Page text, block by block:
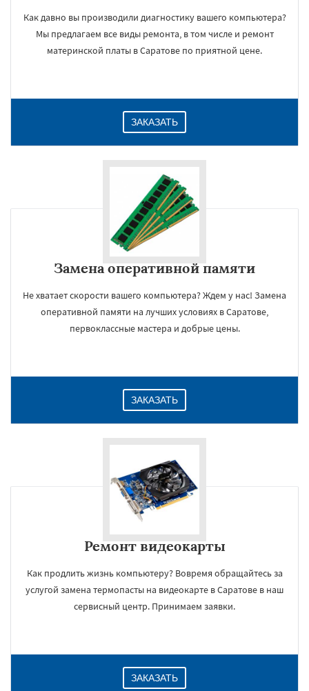
Как давно вы производили диагностику вашего компьютера?
Мы предлагаем все виды ремонта, в том числе и ремонт
материнской платы в Саратове по приятной цене.
ЗАКАЗАТЬ
Замена оперативной памяти
Не хватает скорости вашего компьютера? Ждем у нас! Замена
оперативной памяти на лучших условиях в Саратове,
первоклассные мастера и добрые цены.
ЗАКАЗАТЬ
Ремонт видеокарты
Как продлить жизнь компьютеру? Вовремя обращайтесь за
услугой замена термопасты на видеокарте в Саратове в наш
сервисный центр. Принимаем заявки.
ЗАКАЗАТЬ